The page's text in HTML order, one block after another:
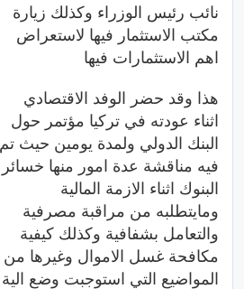
نائب رئيس الوزراء وكذلك زيارة
مكتب الاستثمار فيها لاستعراض
اهم الاستثمارات فيها
هذا وقد حضر الوفد الاقتصادي
اثناء عودته في تركيا مؤتمر حول
البنك الدولي ولمدة يومين حيث تم
فيه مناقشة عدة امور منها خسائر
البنوك اثناء الازمة المالية
ومايتطلبه من مراقبة مصرفية
والتعامل بشفافية وكذلك كيفية
مكافحة غسل الاموال وغيرها من
المواضيع التي استوجبت وضع الية